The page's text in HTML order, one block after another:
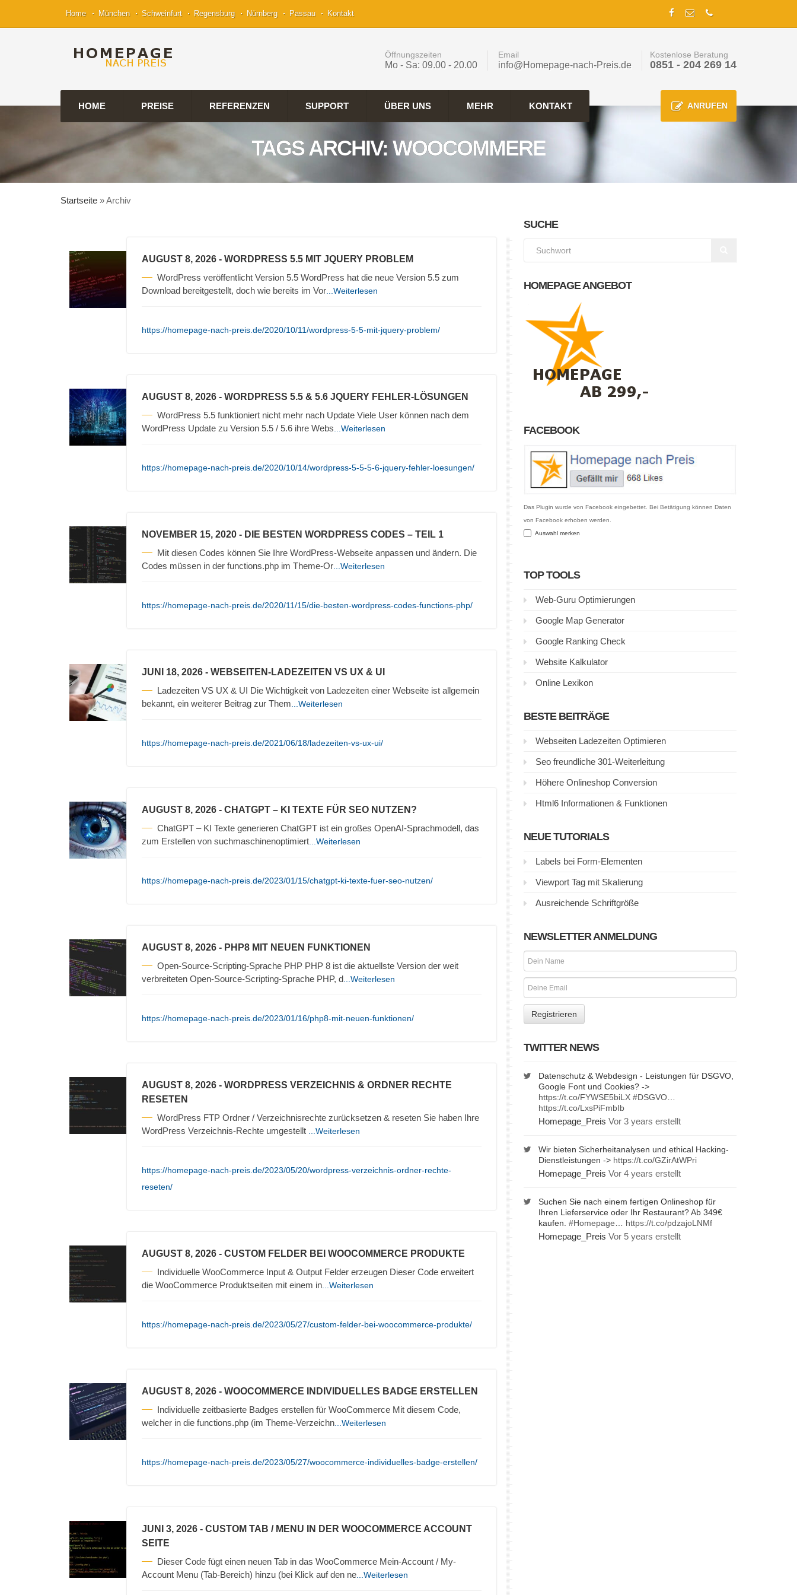
Home München Schweinfurt Regensburg Nürnberg Passau Kontakt
Öffnungszeiten
Mo - Sa: 09.00 - 20.00
Email
info@Homepage-nach-Preis.de
Kostenlose Beratung
0851 - 204 269 14
HOME PREISE REFERENZEN SUPPORT ÜBER UNS MEHR KONTAKT ANRUFEN
TAGS ARCHIV: WOOCOMMERE
Startseite »Archiv
AUGUST 8, 2026 - WORDPRESS 5.5 MIT JQUERY PROBLEM
WordPress veröffentlicht Version 5.5 WordPress hat die neue Version 5.5 zum
Download bereitgestellt, doch wie bereits im Vor ...Weiterlesen
https://homepage-nach-preis.de/2020/10/11/wordpress-5-5-mit-jquery-problem/
AUGUST 8, 2026 - WORDPRESS 5.5 & 5.6 JQUERY FEHLER-LÖSUNGEN
WordPress 5.5 funktioniert nicht mehr nach Update Viele User können nach dem
WordPress Update zu Version 5.5 / 5.6 ihre Webs ...Weiterlesen
https://homepage-nach-preis.de/2020/10/14/wordpress-5-5-5-6-jquery-fehler-loesungen/
NOVEMBER 15, 2020 - DIE BESTEN WORDPRESS CODES – TEIL 1
Mit diesen Codes können Sie Ihre WordPress-Webseite anpassen und ändern. Die
Codes müssen in der functions.php im Theme-Or ...Weiterlesen
https://homepage-nach-preis.de/2020/11/15/die-besten-wordpress-codes-functions-php/
JUNI 18, 2026 - WEBSEITEN-LADEZEITEN VS UX & UI
Ladezeiten VS UX & UI Die Wichtigkeit von Ladezeiten einer Webseite ist allgemein
bekannt, ein weiterer Beitrag zur Them ...Weiterlesen
https://homepage-nach-preis.de/2021/06/18/ladezeiten-vs-ux-ui/
AUGUST 8, 2026 - CHATGPT – KI TEXTE FÜR SEO NUTZEN?
ChatGPT – KI Texte generieren ChatGPT ist ein großes OpenAI-Sprachmodell, das
zum Erstellen von suchmaschinenoptimiert ...Weiterlesen
https://homepage-nach-preis.de/2023/01/15/chatgpt-ki-texte-fuer-seo-nutzen/
AUGUST 8, 2026 - PHP8 MIT NEUEN FUNKTIONEN
Open-Source-Scripting-Sprache PHP PHP 8 ist die aktuellste Version der weit
verbreiteten Open-Source-Scripting-Sprache PHP, d ...Weiterlesen
https://homepage-nach-preis.de/2023/01/16/php8-mit-neuen-funktionen/
AUGUST 8, 2026 - WORDPRESS VERZEICHNIS & ORDNER RECHTE
RESETEN
WordPress FTP Ordner / Verzeichnisrechte zurücksetzen & reseten Sie haben Ihre
WordPress Verzeichnis-Rechte umgestellt
...Weiterlesen
https://homepage-nach-preis.de/2023/05/20/wordpress-verzeichnis-ordner-rechte-
reseten/
AUGUST 8, 2026 - CUSTOM FELDER BEI WOOCOMMERCE PRODUKTE
Individuelle WooCommerce Input & Output Felder erzeugen Dieser Code erweitert
die WooCommerce Produktseiten mit einem in ...Weiterlesen
https://homepage-nach-preis.de/2023/05/27/custom-felder-bei-woocommerce-produkte/
AUGUST 8, 2026 - WOOCOMMERCE INDIVIDUELLES BADGE ERSTELLEN
Individuelle zeitbasierte Badges erstellen für WooCommerce Mit diesem Code,
welcher in die functions.php (im Theme-Verzeichn ...Weiterlesen
https://homepage-nach-preis.de/2023/05/27/woocommerce-individuelles-badge-erstellen/
JUNI 3, 2026 - CUSTOM TAB / MENU IN DER WOOCOMMERCE ACCOUNT
SEITE
Dieser Code fügt einen neuen Tab in das WooCommerce Mein-Account / My-
Account Menu (Tab-Bereich) hinzu (bei Klick auf den ne ...Weiterlesen
SUCHE
HOMEPAGE ANGEBOT
FACEBOOK
Das Plugin wurde von Facebook eingebettet. Bei Betätigung können Daten
von Facebook erhoben werden.
Auswahl merken
TOP TOOLS
Web-Guru Optimierungen
Google Map Generator
Google Ranking Check
Website Kalkulator
Online Lexikon
BESTE BEITRÄGE
Webseiten Ladezeiten Optimieren
Seo freundliche 301-Weiterleitung
Höhere Onlineshop Conversion
Html6 Informationen & Funktionen
NEUE TUTORIALS
Labels bei Form-Elementen
Viewport Tag mit Skalierung
Ausreichende Schriftgröße
NEWSLETTER ANMELDUNG
TWITTER NEWS
Datenschutz & Webdesign - Leistungen für DSGVO,
Google Font und Cookies? ->
https://t.co/FYWSE5biLX #DSGVO…
https://t.co/LxsPiFmbIb
Homepage_Preis Vor 3 years erstellt
Wir bieten Sicherheitanalysen und ethical Hacking-
Dienstleistungen -> https://t.co/GZirAtWPri
Homepage_Preis Vor 4 years erstellt
Suchen Sie nach einem fertigen Onlineshop für
Ihren Lieferservice oder Ihr Restaurant? Ab 349€
kaufen. #Homepage https://t.co/pdzajoLNMf
Homepage_Preis Vor 5 years erstellt